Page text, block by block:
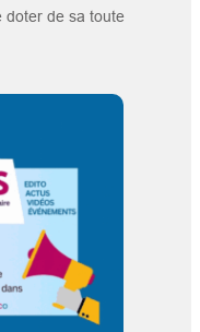
doter de sa toute